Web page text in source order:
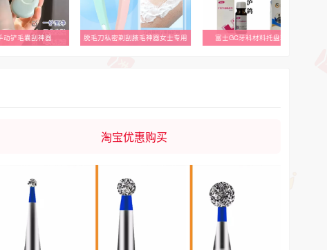
脱毛刀私密剃刮腋毛神器女士专用 富士GC牙科材料托盘粘接剂
淘宝优惠购买